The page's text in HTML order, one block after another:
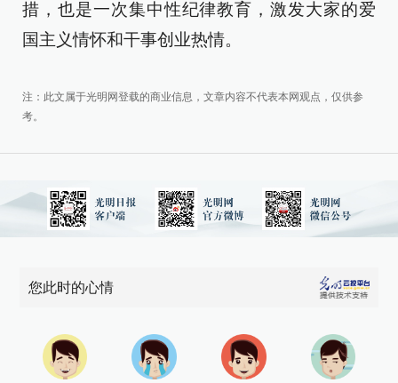
措，也是一次集中性纪律教育，激发大家的爱
国主义情怀和干事创业热情。
注：此文属于光明网登载的商业信息，文章内容不代表本网观点，仅供参
考。
您此时的心情